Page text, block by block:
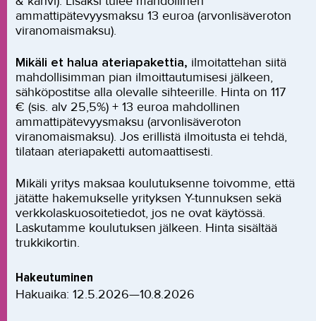
ammattipätevyysmaksu 13 euroa (arvonlisäveroton
viranomaismaksu).
Mikäli et halua ateriapakettia, ilmoitattehan siitä
mahdollisimman pian ilmoittautumisesi jälkeen,
sähköpostitse alla olevalle sihteerille. Hinta on 117
€ (sis. alv 25,5%) + 13 euroa mahdollinen
ammattipätevyysmaksu (arvonlisäveroton
viranomaismaksu). Jos erillistä ilmoitusta ei tehdä,
tilataan ateriapaketti automaattisesti.
Mikäli yritys maksaa koulutuksenne toivomme, että
jätätte hakemukselle yrityksen Y-tunnuksen sekä
verkkolaskuosoitetiedot, jos ne ovat käytössä.
Laskutamme koulutuksen jälkeen. Hinta sisältää
trukkikortin.
Hakeutuminen
Hakuaika: 12.5.2026—10.8.2026